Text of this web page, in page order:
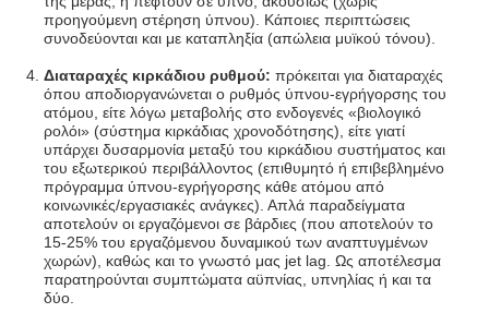
προηγούμενη στέρηση ύπνου). Κάποιες περιπτώσεις
συνοδεύονται και με καταπληξία (απώλεια μυϊκού τόνου).
Διαταραχές κιρκάδιου ρυθμού: πρόκειται για διαταραχές
όπου αποδιοργανώνεται ο ρυθμός ύπνου-εγρήγορσης του
ατόμου, είτε λόγω μεταβολής στο ενδογενές «βιολογικό
ρολόι» (σύστημα κιρκάδιας χρονοδότησης), είτε γιατί
υπάρχει δυσαρμονία μεταξύ του κιρκάδιου συστήματος και
του εξωτερικού περιβάλλοντος (επιθυμητό ή επιβεβλημένο
πρόγραμμα ύπνου-εγρήγορσης κάθε ατόμου από
κοινωνικές/εργασιακές ανάγκες). Απλά παραδείγματα
αποτελούν οι εργαζόμενοι σε βάρδιες (που αποτελούν το
15-25% του εργαζόμενου δυναμικού των αναπτυγμένων
χωρών), καθώς και το γνωστό μας jet lag. Ως αποτέλεσμα
παρατηρούνται συμπτώματα αϋπνίας, υπνηλίας ή και τα
δύο.